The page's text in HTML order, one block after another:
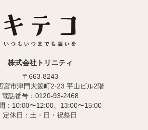
株式会社トリニティ
〒663-8243
宮市津門大箇町2-23 平山ビル2階
電話番号：0120-93-2468
：10:00〜12:00、13:00〜15:00
定休日：土・日・祝祭日